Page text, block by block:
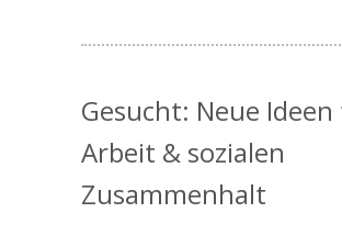
Gesucht: Neue
Arbeit & sozialen
Zusammenhalt